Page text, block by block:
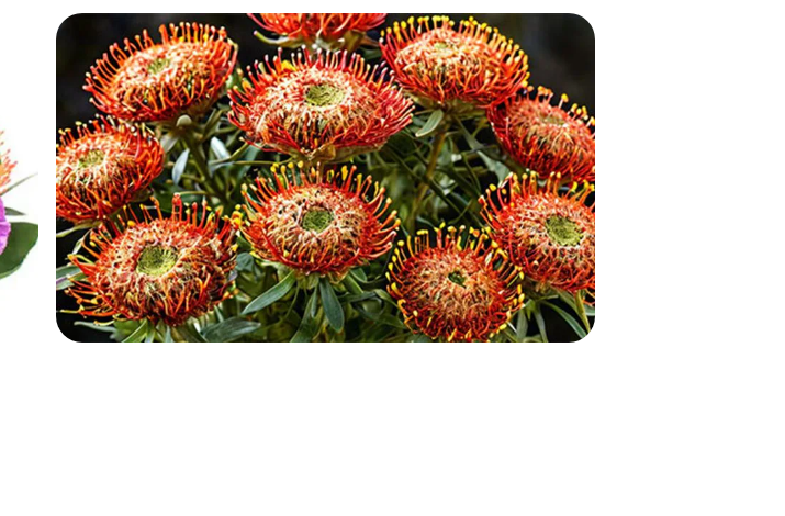
разных оттенков. Леукоспермумы бывают различных цветов: от
выбрать наиболее подходящие оттенки для определенного
цветами, что дает возможность создавать уникальные,
для букетов
основных.
ярко-красные цветы обладают необычной формой,
акцента.
Символизирует радость и оптимизм, поэтому часто
этого сорта большие округлые безволосые листья с зубцами
цветами в композициях